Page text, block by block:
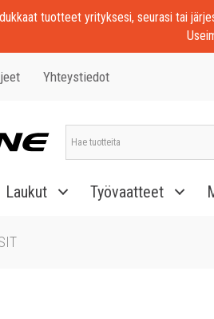
tuotteet yrityksesi, seurasi tai
Yhteystiedot
Laukut Työvaatteet